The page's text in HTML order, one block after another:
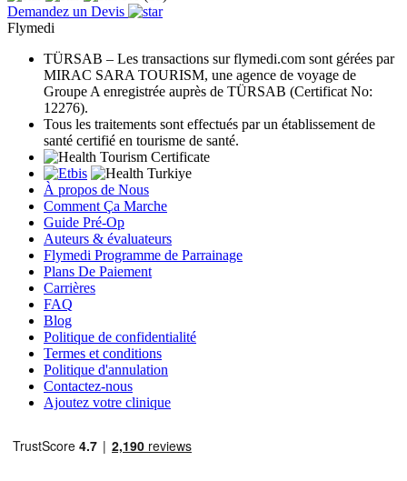
Demandez un Devis
Flymedi
TÜRSAB – Les transactions sur flymedi.com sont gérées par
MIRAC SARA TOURISM, une agence de voyage de
Groupe A enregistrée auprès de TÜRSAB (Certificat No:
12276).
Tous les traitements sont effectués par un établissement de
santé certifié en tourisme de santé.
À propos de Nous
Comment Ça Marche
Guide Pré-Op
Auteurs & évaluateurs
Flymedi Programme de Parrainage
Plans De Paiement
Carrières
FAQ
Blog
Politique de confidentialité
Termes et conditions
Politique d'annulation
Contactez-nous
Ajoutez votre clinique